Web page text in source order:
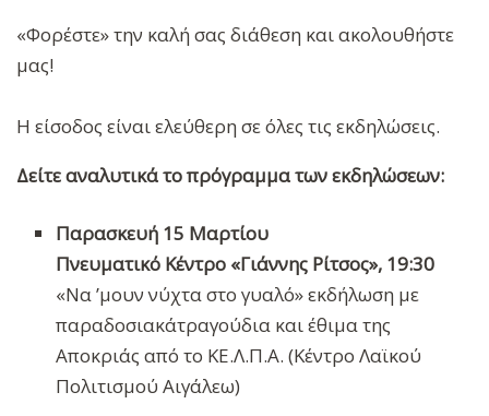
«Φορέστε» την καλή σας διάθεση και ακολουθήστε
μας!
Η είσοδος είναι ελεύθερη σε όλες τις εκδηλώσεις.
Δείτε αναλυτικά το πρόγραμμα των εκδηλώσεων:
Παρασκευή 15 Μαρτίου
Πνευματικό Κέντρο «Γιάννης Ρίτσος», 19:30
«Να ’μουν νύχτα στο γυαλό» εκδήλωση με
παραδοσιακάτραγούδια και έθιμα της
Αποκριάς από το ΚΕ.Λ.Π.Α. (Κέντρο Λαϊκού
Πολιτισμού Αιγάλεω)